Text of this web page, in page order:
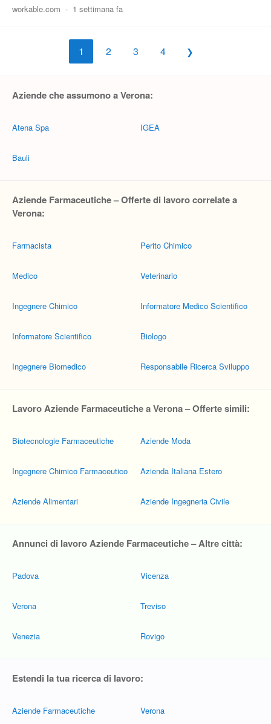
workable.com - 1 settimana fa
1 2 3 4
Aziende che assumono a Verona:
Atena Spa
Bauli
IGEA
Aziende Farmaceutiche – Offerte di lavoro correlate a
Verona:
Farmacista
Medico
Ingegnere Chimico
Informatore Scientifico
Ingegnere Biomedico
Perito Chimico
Veterinario
Informatore Medico Scientifico
Biologo
Responsabile Ricerca Sviluppo
Lavoro Aziende Farmaceutiche a Verona – Offerte simili:
Biotecnologie Farmaceutiche
Ingegnere Chimico Farmaceutico
Aziende Alimentari
Aziende Moda
Azienda Italiana Estero
Aziende Ingegneria Civile
Annunci di lavoro Aziende Farmaceutiche – Altre città:
Padova
Verona
Venezia
Vicenza
Treviso
Rovigo
Estendi la tua ricerca di lavoro:
Aziende Farmaceutiche Verona